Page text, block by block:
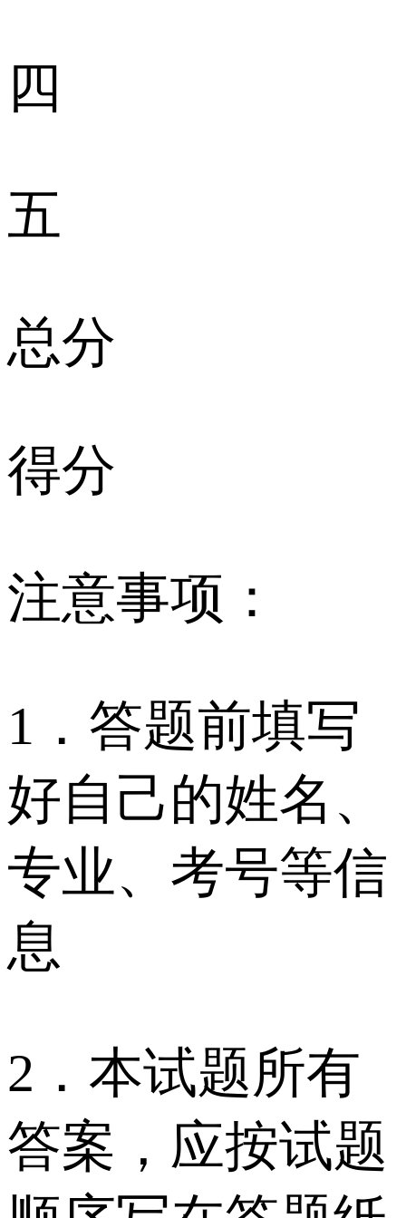
四
五
总分
得分
注意事项：
1．答题前填写
好自己的姓名、
专业、考号等信
息
2．本试题所有
答案，应按试题